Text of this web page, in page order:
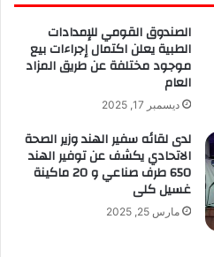
الصندوق القومي للإمدادات
الطبية يعلن اكتمال إجراءات بيع
موجود مختلفة عن طريق المزاد
العام
ديسمبر 17, 2025
لدى لقائه سفير الهند وزير الصحة
الاتحادي يكشف عن توفير الهند
650 طرف صناعي و 20 ماكينة
غسيل كلى
مارس 25, 2025